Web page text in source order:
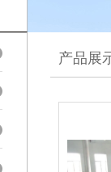
产品展